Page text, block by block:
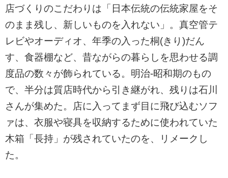
店づくりのこだわりは「日本伝統の伝統家屋をそ
のまま残し、新しいものを入れない」。真空管テ
レビやオーディオ、年季の入った桐(きり)だん
す、食器棚など、昔ながらの暮らしを思わせる調
度品の数々が飾られている。明治-昭和期のもの
で、半分は質店時代から引き継がれ、残りは石川
さんが集めた。店に入ってまず目に飛び込むソフ
ァは、衣服や寝具を収納するために使われていた
木箱「長持」が残されていたのを、リメークし
た。